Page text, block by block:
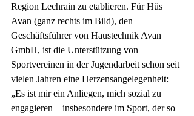
Region Lechrain zu etablieren. Für Hüs
Avan (ganz rechts im Bild), den
Geschäftsführer von Haustechnik Avan
GmbH, ist die Unterstützung von
Sportvereinen in der Jugendarbeit schon seit
vielen Jahren eine Herzensangelegenheit:
„Es ist mir ein Anliegen, mich sozial zu
engagieren – insbesondere im Sport, der so